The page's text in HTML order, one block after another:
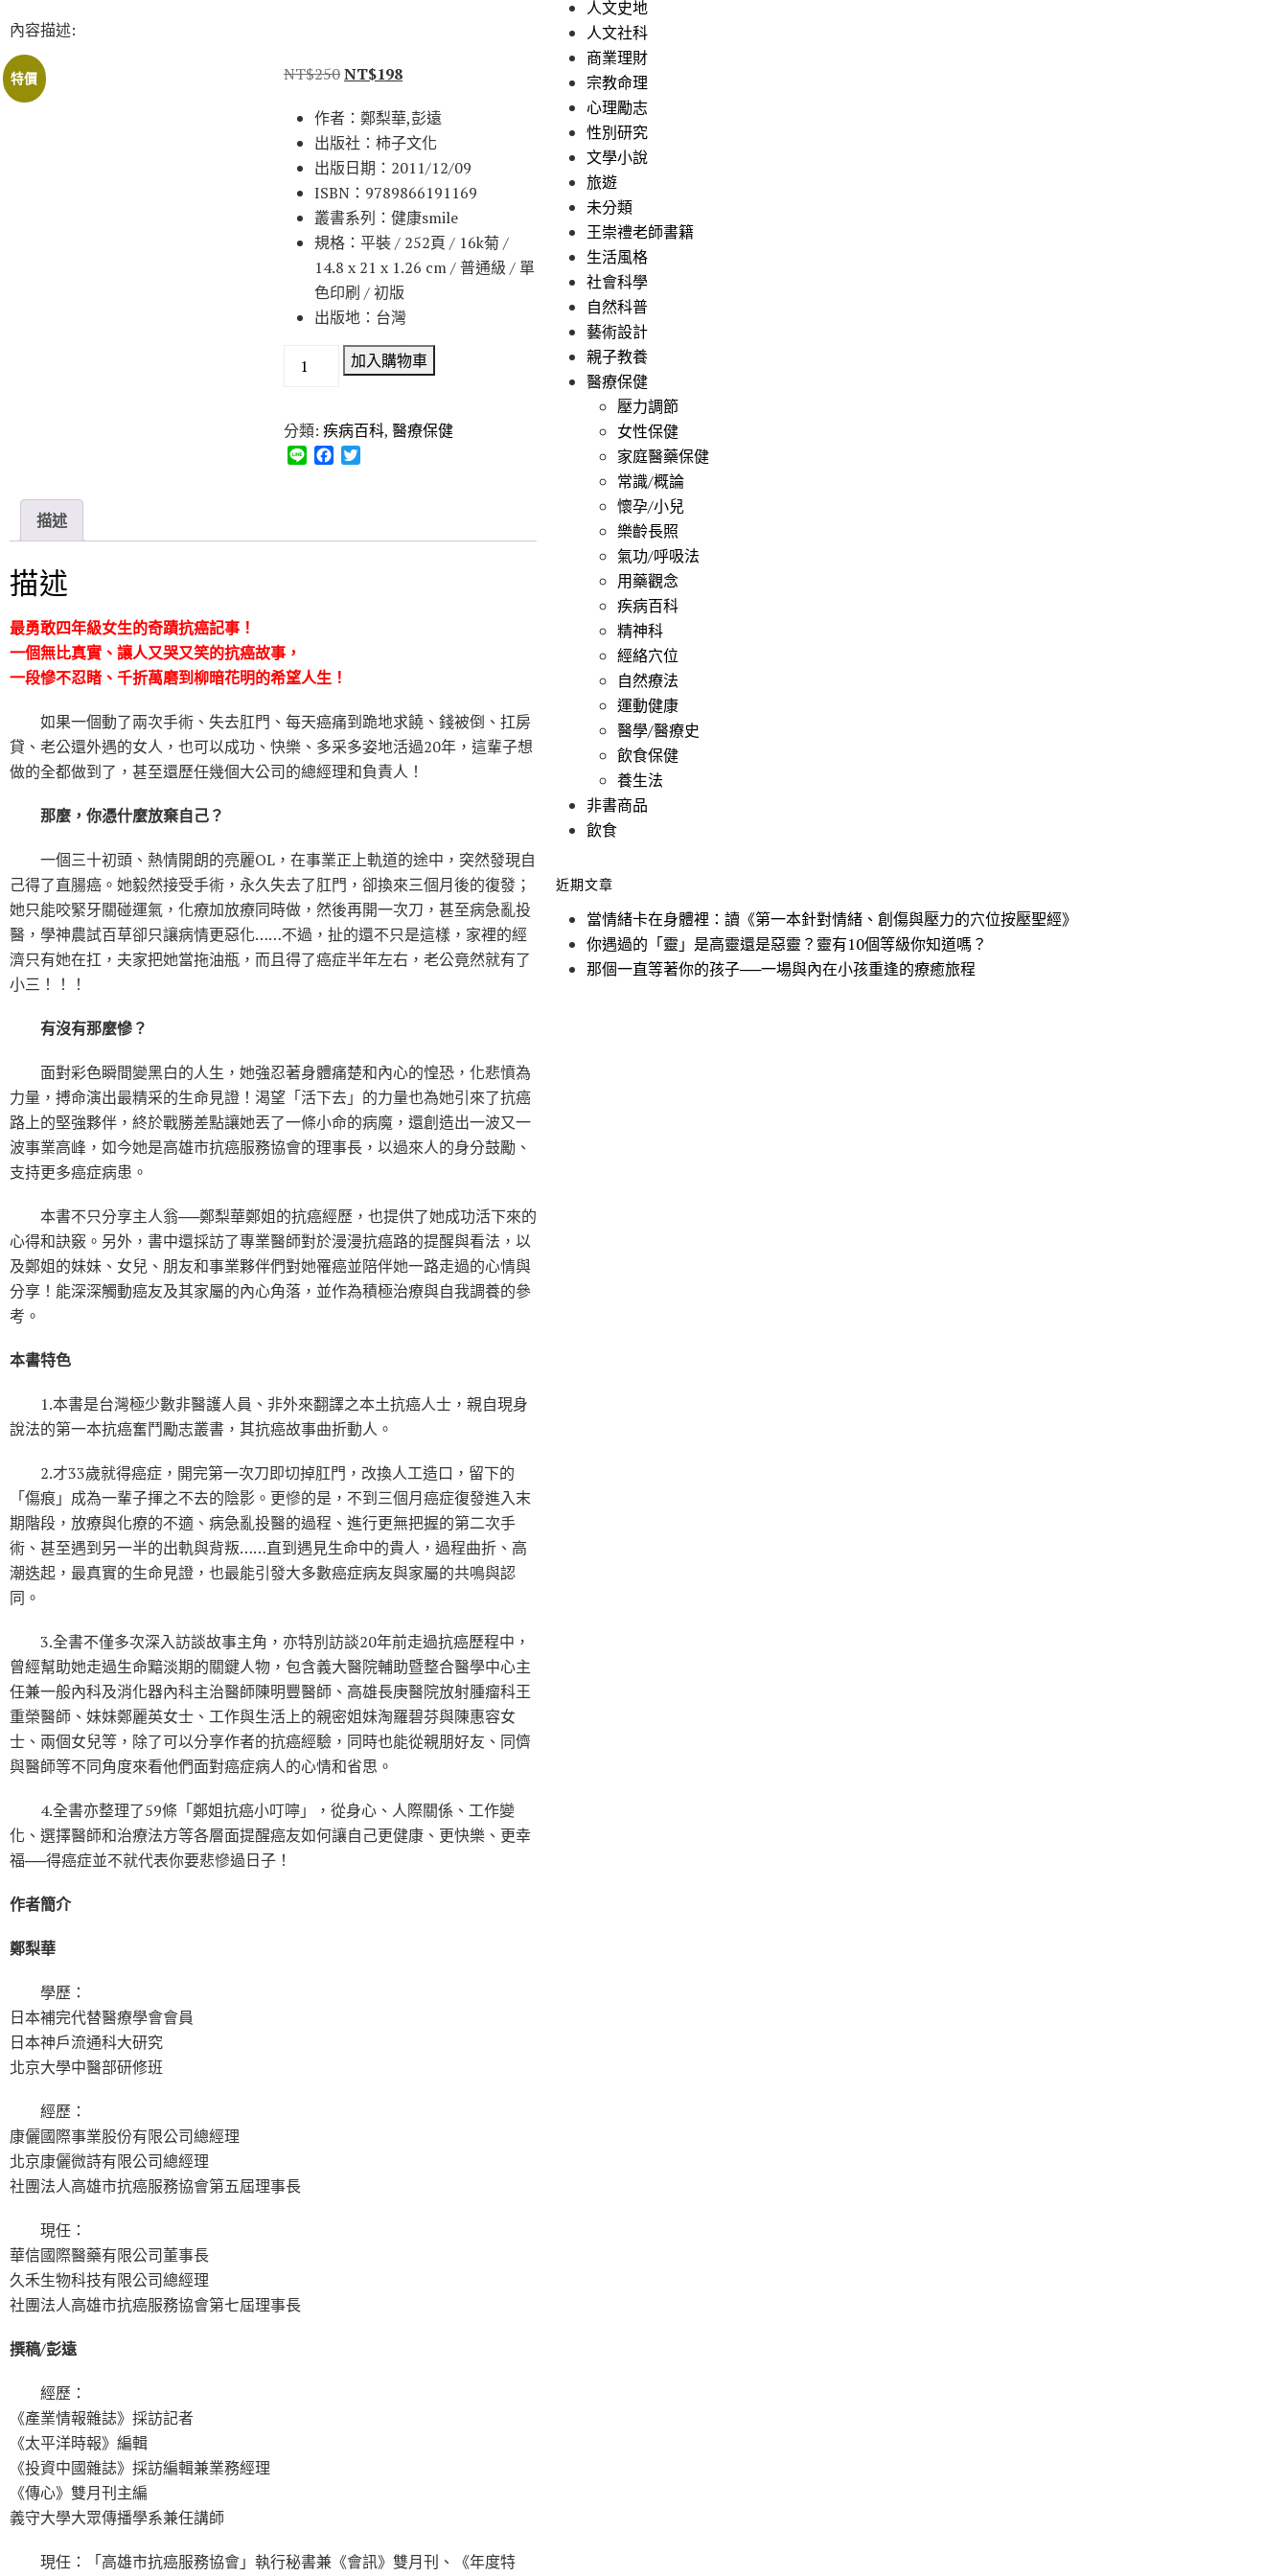
內容描述:
特價 NT$250NT$198
作者：鄭梨華,彭遠
出版社：柿子文化
出版日期：2011/12/09
ISBN：9789866191169
叢書系列：健康smile
規格：平裝 / 252頁 / 16k菊 /
14.8 x 21 x 1.26 cm / 普通級 / 單
色印刷 / 初版
出版地：台灣
加入購物車
分類: 疾病百科, 醫療保健
描述
描述
最勇敢四年級女生的奇蹟抗癌記事！
一個無比真實、讓人又哭又笑的抗癌故事，
一段慘不忍睹、千折萬磨到柳暗花明的希望人生！
如果一個動了兩次手術、失去肛門、每天癌痛到跪地求饒、錢被倒、扛房
貸、老公還外遇的女人，也可以成功、快樂、多采多姿地活過20年，這輩子想
做的全都做到了，甚至還歷任幾個大公司的總經理和負責人！
那麼，你憑什麼放棄自己？
一個三十初頭、熱情開朗的亮麗OL，在事業正上軌道的途中，突然發現自
己得了直腸癌。她毅然接受手術，永久失去了肛門，卻換來三個月後的復發；
她只能咬緊牙關碰運氣，化療加放療同時做，然後再開一次刀，甚至病急亂投
醫，學神農試百草卻只讓病情更惡化……不過，扯的還不只是這樣，家裡的經
濟只有她在扛，夫家把她當拖油瓶，而且得了癌症半年左右，老公竟然就有了
小三！！！
有沒有那麼慘？
面對彩色瞬間變黑白的人生，她強忍著身體痛楚和內心的惶恐，化悲憤為
力量，搏命演出最精采的生命見證！渴望「活下去」的力量也為她引來了抗癌
路上的堅強夥伴，終於戰勝差點讓她丟了一條小命的病魔，還創造出一波又一
波事業高峰，如今她是高雄市抗癌服務協會的理事長，以過來人的身分鼓勵、
支持更多癌症病患。
本書不只分享主人翁──鄭梨華鄭姐的抗癌經歷，也提供了她成功活下來的
心得和訣竅。另外，書中還採訪了專業醫師對於漫漫抗癌路的提醒與看法，以
及鄭姐的妹妹、女兒、朋友和事業夥伴們對她罹癌並陪伴她一路走過的心情與
分享！能深深觸動癌友及其家屬的內心角落，並作為積極治療與自我調養的參
考。
本書特色
1.本書是台灣極少數非醫護人員、非外來翻譯之本土抗癌人士，親自現身
說法的第一本抗癌奮鬥勵志叢書，其抗癌故事曲折動人。
2.才33歲就得癌症，開完第一次刀即切掉肛門，改換人工造口，留下的
「傷痕」成為一輩子揮之不去的陰影。更慘的是，不到三個月癌症復發進入末
期階段，放療與化療的不適、病急亂投醫的過程、進行更無把握的第二次手
術、甚至遇到另一半的出軌與背叛……直到遇見生命中的貴人，過程曲折、高
潮迭起，最真實的生命見證，也最能引發大多數癌症病友與家屬的共鳴與認
同。
3.全書不僅多次深入訪談故事主角，亦特別訪談20年前走過抗癌歷程中，
曾經幫助她走過生命黯淡期的關鍵人物，包含義大醫院輔助暨整合醫學中心主
任兼一般內科及消化器內科主治醫師陳明豐醫師、高雄長庚醫院放射腫瘤科王
重榮醫師、妹妹鄭麗英女士、工作與生活上的親密姐妹淘羅碧芬與陳惠容女
士、兩個女兒等，除了可以分享作者的抗癌經驗，同時也能從親朋好友、同儕
與醫師等不同角度來看他們面對癌症病人的心情和省思。
4.全書亦整理了59條「鄭姐抗癌小叮嚀」，從身心、人際關係、工作變
化、選擇醫師和治療法方等各層面提醒癌友如何讓自己更健康、更快樂、更幸
福──得癌症並不就代表你要悲慘過日子！
作者簡介
鄭梨華
學歷：
日本補完代替醫療學會會員
日本神戶流通科大研究
北京大學中醫部研修班
經歷：
康儷國際事業股份有限公司總經理
北京康儷微詩有限公司總經理
社團法人高雄市抗癌服務協會第五屆理事長
現任：
華信國際醫藥有限公司董事長
久禾生物科技有限公司總經理
社團法人高雄市抗癌服務協會第七屆理事長
撰稿∕彭遠
經歷：
《產業情報雜誌》採訪記者
《太平洋時報》編輯
《投資中國雜誌》採訪編輯兼業務經理
《傳心》雙月刊主編
義守大學大眾傳播學系兼任講師
現任：「高雄市抗癌服務協會」執行秘書兼《會訊》雙月刊、《年度特
人文史地
人文社科
商業理財
宗教命理
心理勵志
性別研究
文學小說
旅遊
未分類
王崇禮老師書籍
生活風格
社會科學
自然科普
藝術設計
親子教養
醫療保健
壓力調節
女性保健
家庭醫藥保健
常識/概論
懷孕/小兒
樂齡長照
氣功/呼吸法
用藥觀念
疾病百科
精神科
經絡穴位
自然療法
運動健康
醫學/醫療史
飲食保健
養生法
非書商品
飲食
近期文章
當情緒卡在身體裡：讀《第一本針對情緒、創傷與壓力的穴位按壓聖經》
你遇過的「靈」是高靈還是惡靈？靈有10個等級你知道嗎？
那個一直等著你的孩子──一場與內在小孩重逢的療癒旅程